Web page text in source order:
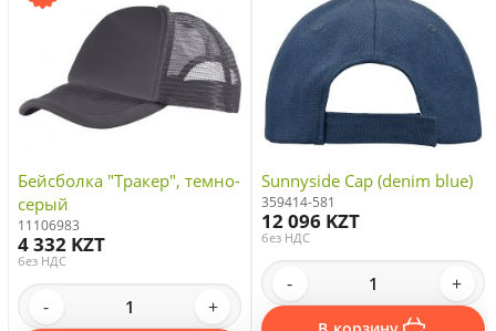
Бейсболка "Тракер", темно-
серый
11106983
4 332 KZT
без НДС
- +
Sunnyside Cap (denim blue)
359414-581
12 096 KZT
без НДС
- +